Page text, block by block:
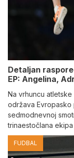
Detaljan
EP: Angelina,
Na vrhuncu
održava Evropasko
sedmodnevnoj
trinaestočlana ekipa
FUDBAL